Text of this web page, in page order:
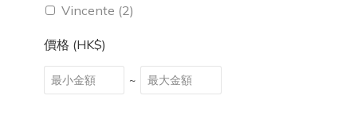
Vincente (2)
價格 (HK$)
~